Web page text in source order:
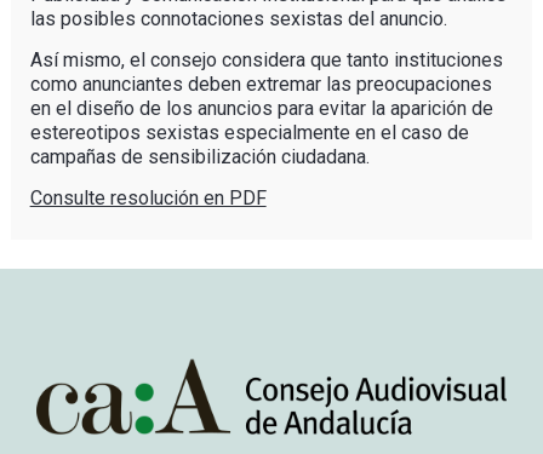
las posibles connotaciones sexistas del anuncio.
Así mismo, el consejo considera que tanto instituciones
como anunciantes deben extremar las preocupaciones
en el diseño de los anuncios para evitar la aparición de
estereotipos sexistas especialmente en el caso de
campañas de sensibilización ciudadana.
Consulte resolución en PDF